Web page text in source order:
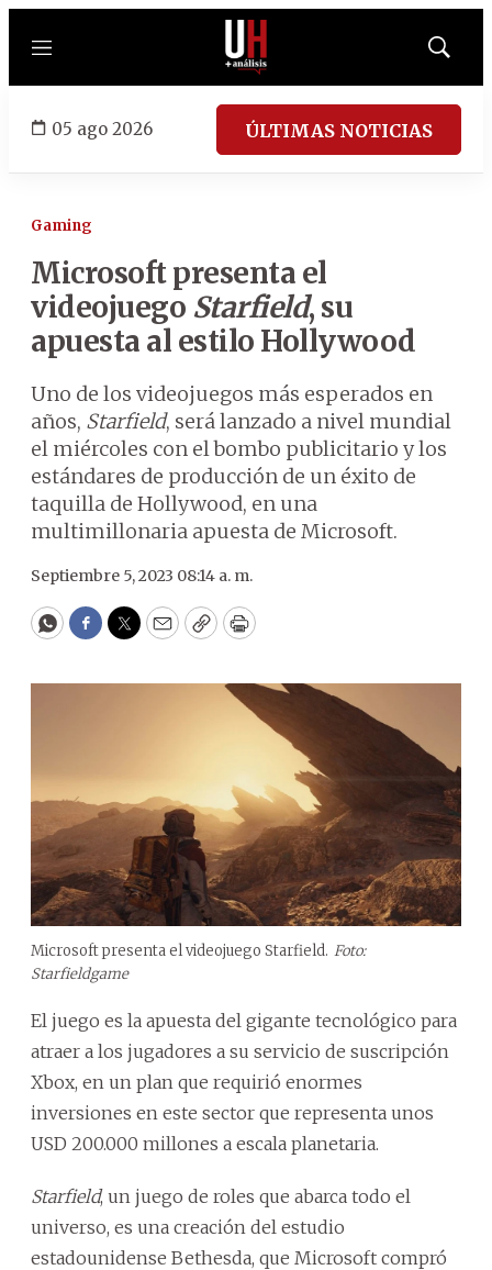
Menú
Mostrar
05 ago 2026 ÚLTIMAS NOTICIAS
Gaming
Microsoft presenta el
videojuego Starfield, su
apuesta al estilo Hollywood
Uno de los videojuegos más esperados en
años, Starfield, será lanzado a nivel mundial
el miércoles con el bombo publicitario y los
estándares de producción de un éxito de
taquilla de Hollywood, en una
multimillonaria apuesta de Microsoft.
Septiembre 5, 2023 08:14 a. m.
WhatsApp
Facebook
Twitter
EmailCopyPrint
Microsoft presenta el videojuego Starfield. Foto:
Starfieldgame
El juego es la apuesta del gigante tecnológico para
atraer a los jugadores a su servicio de suscripción
Xbox, en un plan que requirió enormes
inversiones en este sector que representa unos
USD 200.000 millones a escala planetaria.
Starfield, un juego de roles que abarca todo el
universo, es una creación del estudio
estadounidense Bethesda, que Microsoft compró